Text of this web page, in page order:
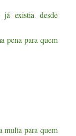
existia desde
pena para quem
multa para quem